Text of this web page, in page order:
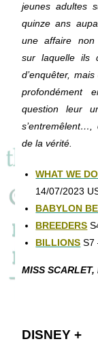
jeunes adultes
quinze ans
une affaire non
sur laquelle ils
d’enquêter,
profondément
question leur
de la vérité.
WHAT WE
14/07/2023
BABYLON
BREEDERS
BILLIONS S7
MISS
DISNEY +